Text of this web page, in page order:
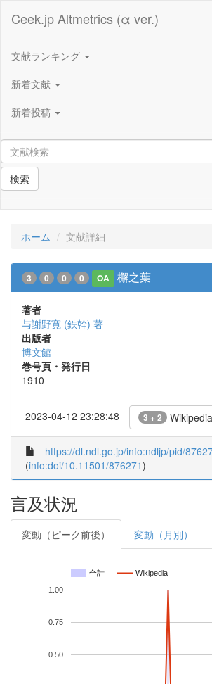
Ceek.jp Altmetrics (α ver.)
文献ランキング
新着文献
新着投稿
検索
ホーム 文献詳細
3 0 0 0 OA 檞之葉
著者
与謝野寛 (鉄幹) 著
出版者
博文館
巻号頁・発行日
1910
2023-04-12 23:28:48 3 + 2 Wikipedia
https://dl.ndl.go.jp/info:ndljp/pid/
(info:doi/10.11501/876271)
言及状況
変動（ピーク前後） 変動（月別）
合計 Wikipedia
0.50
0.75
1.00